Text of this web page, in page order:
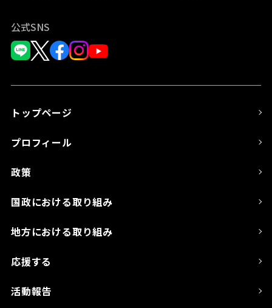
公式SNS
トップページ
プロフィール
政策
国政における取り組み
地方における取り組み
応援する
活動報告